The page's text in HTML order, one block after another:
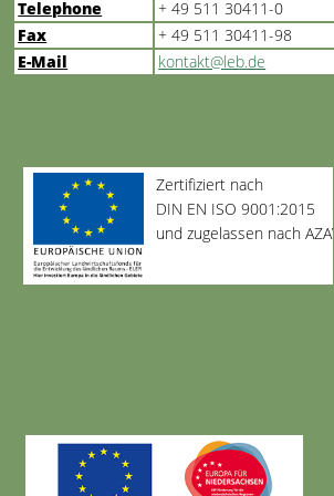
Telephone
+ 49 511 30411-0
Fax
+ 49 511 30411-98
E-Mail
kontakt@leb.de
Zertifiziert nach
DIN EN ISO 9001:2015
und zugelassen nach AZAV